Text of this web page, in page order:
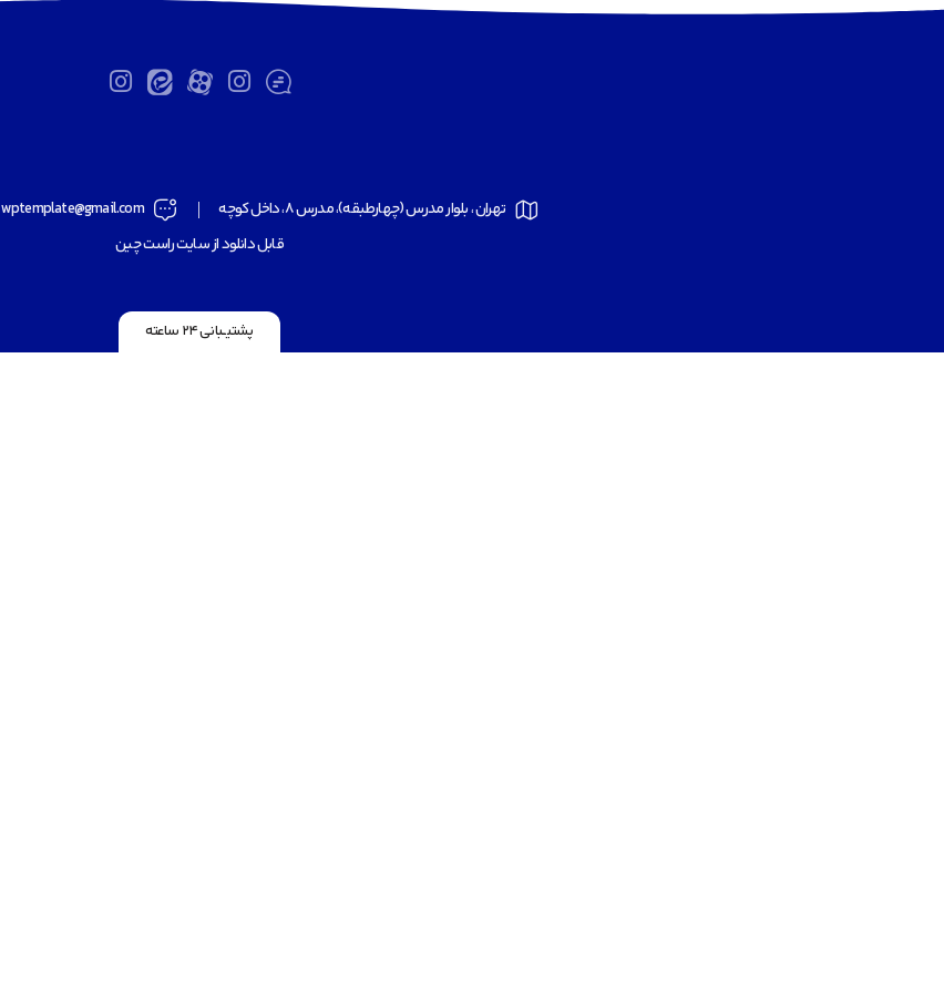
تهران ، بلوار مدرس (چهارطبقه)، مدرس ۸، داخل کوچه wptemplate@gmail.com
قابل دانلود از سایت راست چین
پشتیـــبانی ۲۴ ساعته